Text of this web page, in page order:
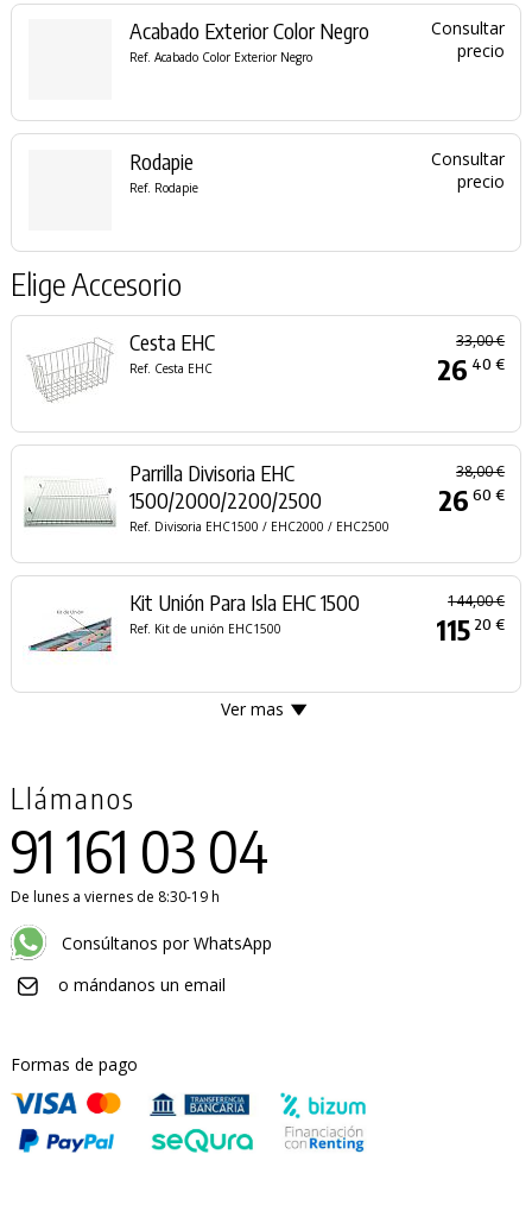
Acabado Exterior Color Negro
Ref. Acabado Color Exterior Negro
Consultar
precio
Rodapie
Ref. Rodapie
Consultar
precio
Elige Accesorio
Cesta EHC
Ref. Cesta EHC
33,00 €
26 40 €
Parrilla Divisoria EHC
1500/2000/2200/2500
Ref. Divisoria EHC1500 / EHC2000 / EHC2500
38,00 €
26 60 €
Kit Unión Para Isla EHC 1500
Ref. Kit de unión EHC1500
144,00 €
115 20 €
Ver mas
Llámanos
91 161 03 04
De lunes a viernes de 8:30-19 h
Consúltanos por WhatsApp
o mándanos un email
Formas de pago